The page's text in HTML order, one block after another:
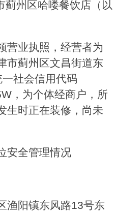
蓟州区哈喽餐饮店（以
营业执照，经营者为
市蓟州区文昌街道东
社会信用代码
，为个体经商户，所
生时正在装修，尚未
安全管理情况
渔阳镇东风路13号东